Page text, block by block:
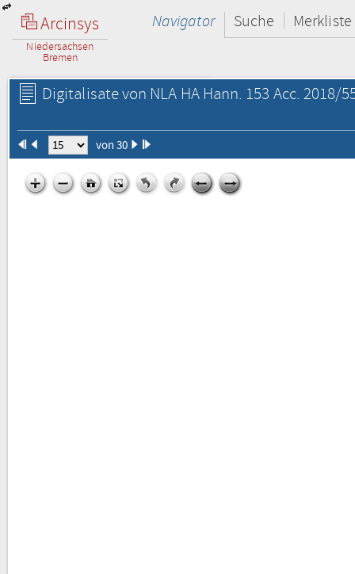
Arcinsys
Niedersachsen
Bremen
Navigator Suche Merkliste
Digitalisate von NLA HA Hann. 153 Acc. 2018/
von 30